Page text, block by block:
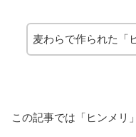
麦わらで作られた「
この記事では「ヒンメリ